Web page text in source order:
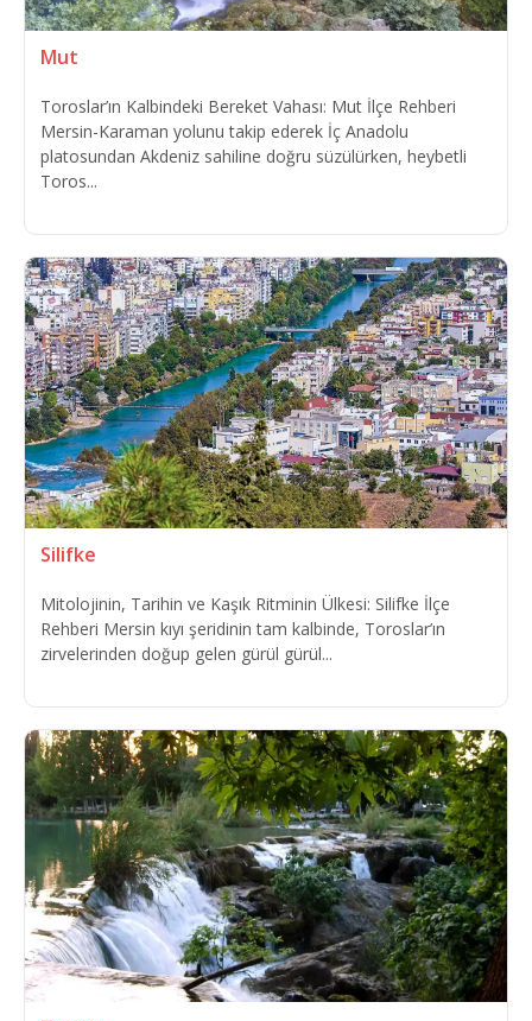
Mut
Toroslar’ın Kalbindeki Bereket Vahası: Mut İlçe Rehberi
Mersin-Karaman yolunu takip ederek İç Anadolu
platosundan Akdeniz sahiline doğru süzülürken, heybetli
Toros...
Silifke
Mitolojinin, Tarihin ve Kaşık Ritminin Ülkesi: Silifke İlçe
Rehberi Mersin kıyı şeridinin tam kalbinde, Toroslar’ın
zirvelerinden doğup gelen gürül gürül...